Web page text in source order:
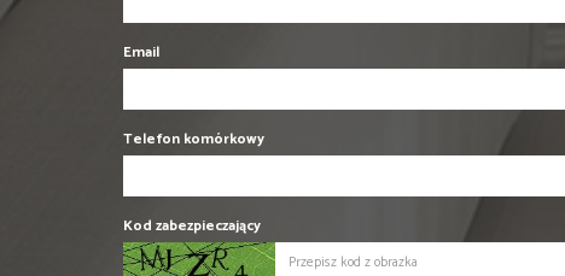
Email
Telefon komórkowy
Kod zabezpieczający